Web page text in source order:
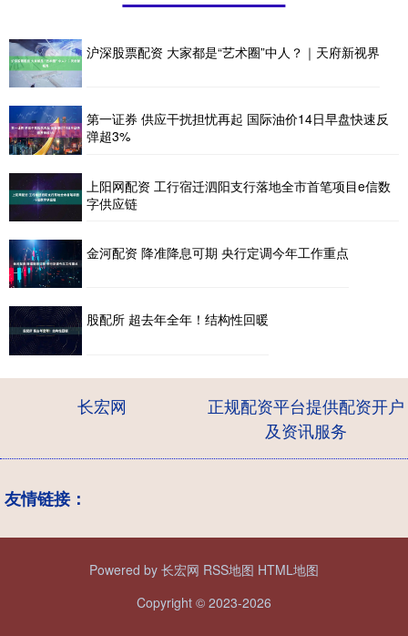
沪深股票配资 大家都是“艺术圈”中人？｜天府新视界
第一证券 供应干扰担忧再起 国际油价14日早盘快速反
弹超3%
上阳网配资 工行宿迁泗阳支行落地全市首笔项目e信数
字供应链
金河配资 降准降息可期 央行定调今年工作重点
股配所 超去年全年！结构性回暖
长宏网
正规配资平台提供配资开户
及资讯服务
友情链接：
Powered by 长宏网 RSS地图 HTML地图
Copyright © 2023-2026